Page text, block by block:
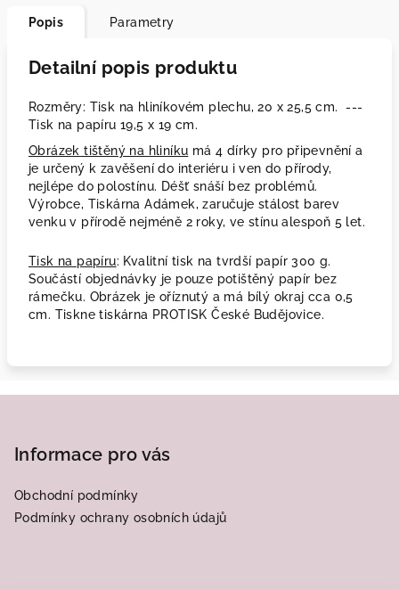
Popis Parametry
Detailní popis produktu
Rozměry: Tisk na hliníkovém plechu, 20 x 25,5 cm. ---
Tisk na papíru 19,5 x 19 cm.
Obrázek tištěný na hliníku má 4 dírky pro připevnění a
je určený k zavěšení do interiéru i ven do přírody,
nejlépe do polostínu. Déšť snáší bez problémů.
Výrobce, Tiskárna Adámek, zaručuje stálost barev
venku v přírodě nejméně 2 roky, ve stínu alespoň 5 let.
Tisk na papíru: Kvalitní tisk na tvrdší papír 300 g.
Součástí objednávky je pouze potištěný papír bez
rámečku. Obrázek je oříznutý a má bílý okraj cca 0,5
cm. Tiskne tiskárna PROTISK České Budějovice.
Informace pro vás
Obchodní podmínky
Podmínky ochrany osobních údajů